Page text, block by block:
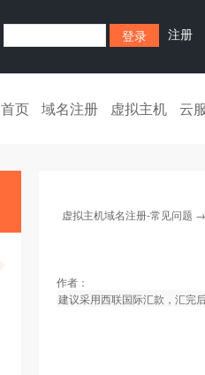
注册
首页 域名注册 虚拟主机 云
虚拟主机域名注册-常见问题
作者：
建议采用西联国际汇款，汇完